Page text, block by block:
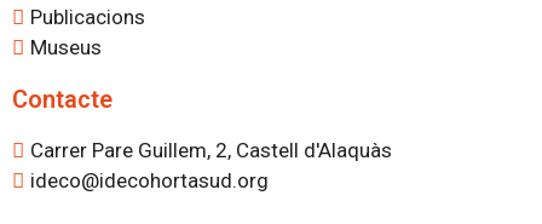
Publicacions
Museus
Contacte
Carrer Pare Guillem, 2, Castell d'Alaquàs
ideco@idecohortasud.org